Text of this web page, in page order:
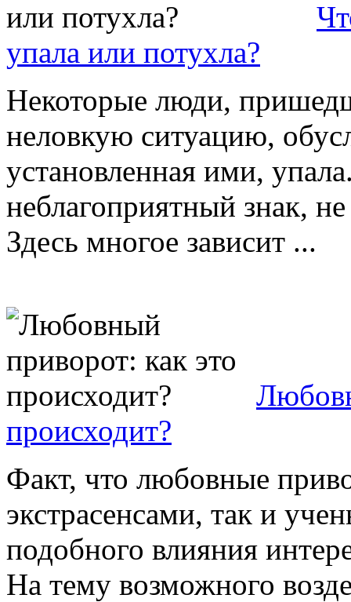
упала или потухла?
Некоторые люди,
неловкую ситуацию,
установленная ими,
неблагоприятный знак,
Здесь многое зависит ...
происходит?
Факт, что любовные
экстрасенсами, так и
подобного влияния
На тему возможного